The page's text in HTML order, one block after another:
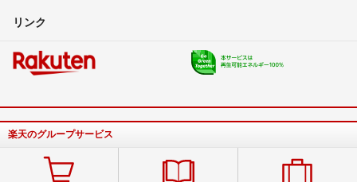
リンク
楽天のグループサービス